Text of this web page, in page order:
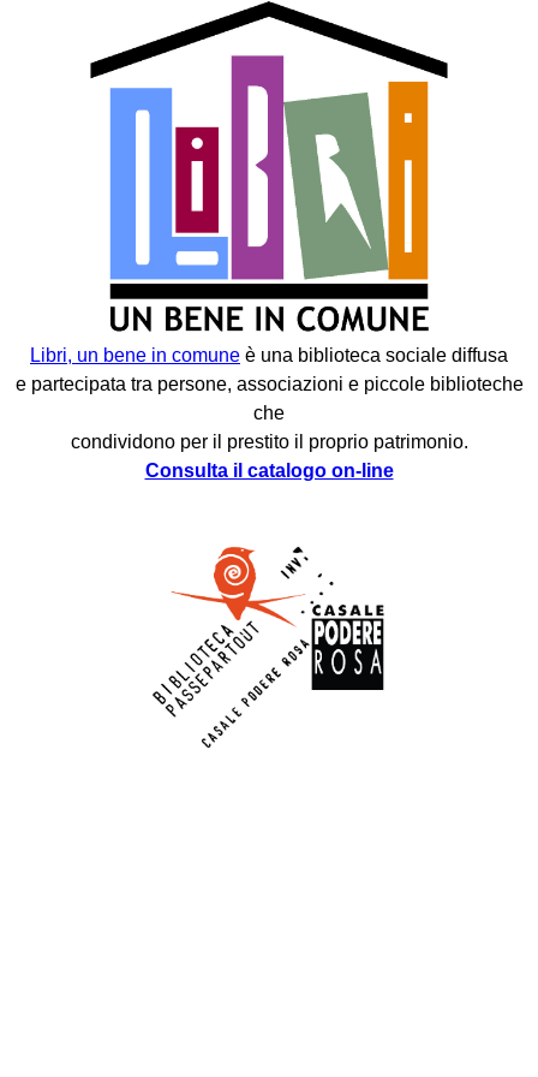
Libri, un bene in comune è una biblioteca sociale diffusa
e partecipata tra persone, associazioni e piccole biblioteche
che
condividono per il prestito il proprio patrimonio.
Consulta il catalogo on-line